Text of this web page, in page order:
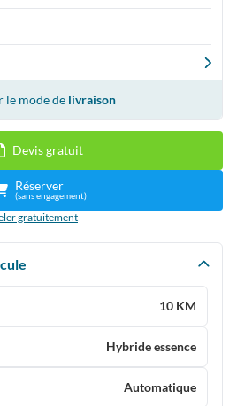
le mode de livraison
Devis gratuit
Réserver
(sans engagement)
gratuitement
10 KM
Hybride essence
Automatique